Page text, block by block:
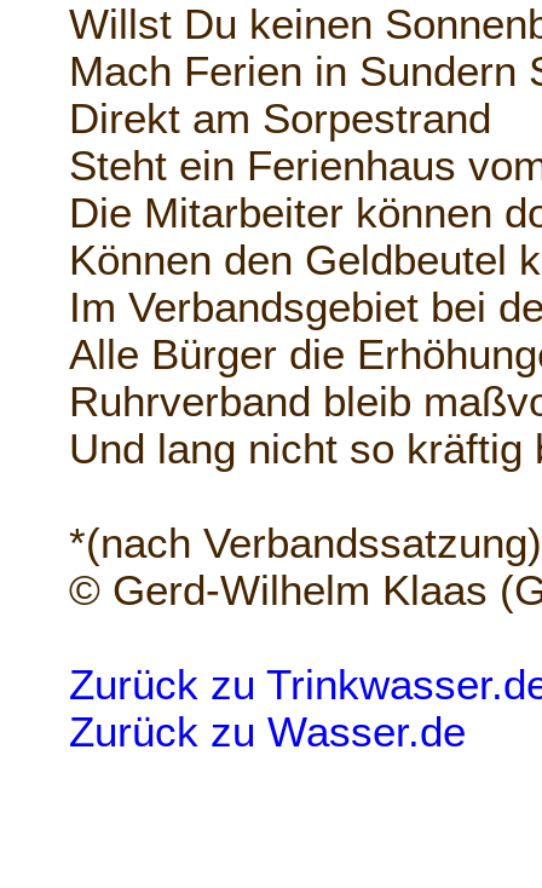
Willst Du keinen
Mach Ferien in Sundern
Direkt am Sorpestrand
Steht ein Ferienhaus
Die Mitarbeiter können
Können den Geldbeutel
Im Verbandsgebiet bei
Alle Bürger die
Ruhrverband bleib
Und lang nicht so kräftig
*(nach Verbandssatzung)
© Gerd-Wilhelm Klaas
Zurück zu
Zurück zu Wasser.de